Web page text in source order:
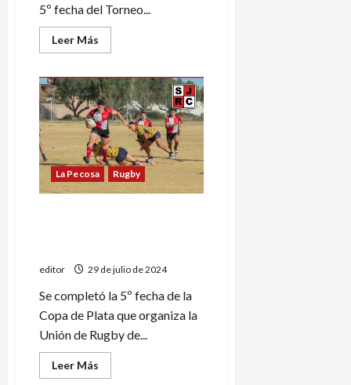
5º fecha del Torneo...
Leer Más
más
Torneo
Provincial:
el
rojiblanco
frente
a
Peumayén
La Pecosa Rugby
editor 29 de julio de 2024
Se completó la 5º fecha de la
Copa de Plata que organiza la
Unión de Rugby de...
Leer Más
más